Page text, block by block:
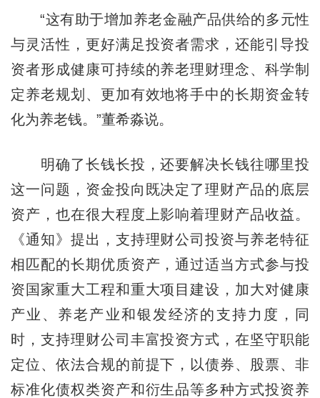
“这有助于增加养老金融产品供给的多元性
与灵活性，更好满足投资者需求，还能引导投
资者形成健康可持续的养老理财理念、科学制
定养老规划、更加有效地将手中的长期资金转
化为养老钱。”董希淼说。
明确了长钱长投，还要解决长钱往哪里投
这一问题，资金投向既决定了理财产品的底层
资产，也在很大程度上影响着理财产品收益。
《通知》提出，支持理财公司投资与养老特征
相匹配的长期优质资产，通过适当方式参与投
资国家重大工程和重大项目建设，加大对健康
产业、养老产业和银发经济的支持力度，同
时，支持理财公司丰富投资方式，在坚守职能
定位、依法合规的前提下，以债券、股票、非
标准化债权类资产和衍生品等多种方式投资养